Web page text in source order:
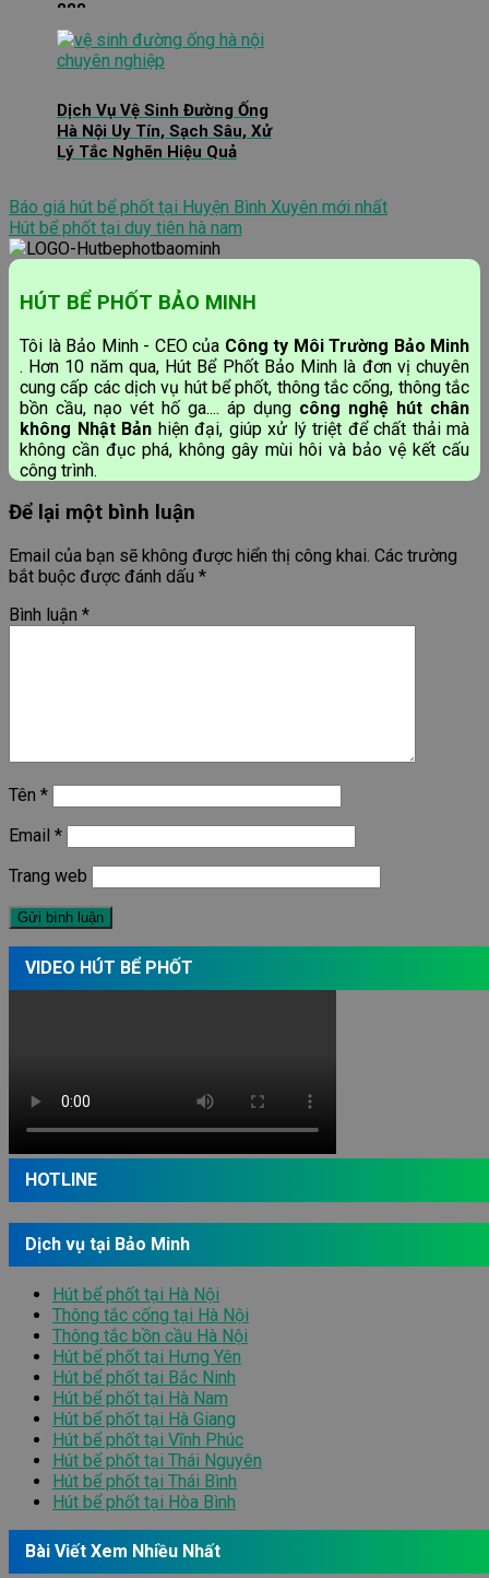
888
Dịch Vụ Vệ Sinh Đường Ống
Hà Nội Uy Tín, Sạch Sâu, Xử
Lý Tắc Nghẽn Hiệu Quả
Báo giá hút bể phốt tại Huyện Bình Xuyên mới nhất
Hút bể phốt tại duy tiên hà nam
HÚT BỂ PHỐT BẢO MINH
Tôi là Bảo Minh - CEO của Công ty Môi Trường Bảo Minh
. Hơn 10 năm qua, Hút Bể Phốt Bảo Minh là đơn vị chuyên
cung cấp các dịch vụ hút bể phốt, thông tắc cống, thông tắc
bồn cầu, nạo vét hố ga.... áp dụng công nghệ hút chân
không Nhật Bản hiện đại, giúp xử lý triệt để chất thải mà
không cần đục phá, không gây mùi hôi và bảo vệ kết cấu
công trình.
Để lại một bình luận
Email của bạn sẽ không được hiển thị công khai. Các trường
bắt buộc được đánh dấu *
Bình luận *
Tên *
Email *
Trang web
VIDEO HÚT BỂ PHỐT
HOTLINE
Dịch vụ tại Bảo Minh
Hút bể phốt tại Hà Nội
Thông tắc cống tại Hà Nội
Thông tắc bồn cầu Hà Nội
Hút bể phốt tại Hưng Yên
Hút bể phốt tại Bắc Ninh
Hút bể phốt tại Hà Nam
Hút bể phốt tại Hà Giang
Hút bể phốt tại Vĩnh Phúc
Hút bể phốt tại Thái Nguyên
Hút bể phốt tại Thái Bình
Hút bể phốt tại Hòa Bình
Bài Viết Xem Nhiều Nhất